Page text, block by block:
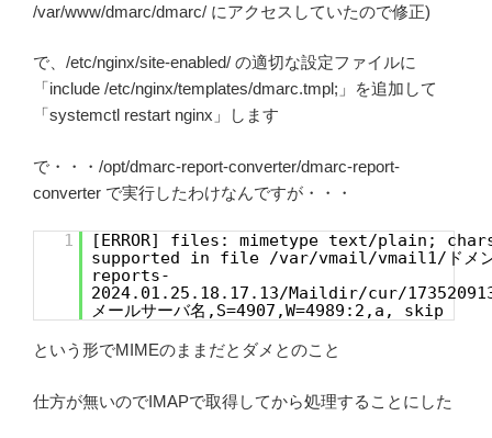
/var/www/dmarc/dmarc/ にアクセスしていたので修正)
で、/etc/nginx/site-enabled/ の適切な設定ファイルに
「include /etc/nginx/templates/dmarc.tmpl;」を追加して
「systemctl restart nginx」します
で・・・/opt/dmarc-report-converter/dmarc-report-
converter で実行したわけなんですが・・・
1
[ERROR] files: mimetype text/plain;
supported in file /var/vmail/vmail1/ドメン
reports-
2024.01.25.18.17.13/Maildir/cur/
メールサーバ名,S=4907,W=4989:2,a, skip
という形でMIMEのままだとダメとのこと
仕方が無いのでIMAPで取得してから処理することにした